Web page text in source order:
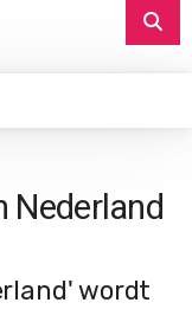
Nederland
wordt